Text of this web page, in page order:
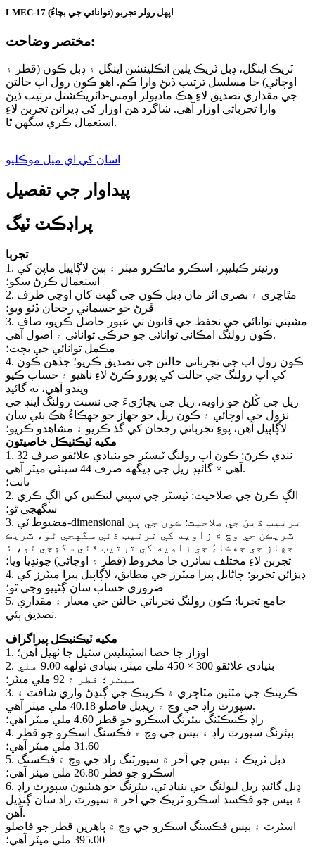
LMEC-17 اپهل رولر تجربو (توانائي جي بچاءُ)
مختصر وضاحت:
ٽريڪ اينگل، ڊبل ٽريڪ پلين انڪلينشن اينگل ۽ ڊبل ڪون (قطر ۽
اوچائي) جا مسلسل ترتيب ڏيڻ وارا ڪم. اهو ڪون رول اپ حالتن
جي مقداري تصديق لاءِ هڪ ماڊيولر اومني-ڊائريڪشنل ترتيب ڏيڻ
وارا تجرباتي اوزار آهي. شاگرد هن اوزار کي ڊيزائن تجربن لاءِ
استعمال ڪري سگهن ٿا.
اسان کي اي ميل موڪليو
پيداوار جي تفصيل
پراڊڪٽ ٽيگ
تجربا
1. ورنيئر ڪيليپر، اسڪرو مائڪرو ميٽر ۽ ٻين لاڳاپيل ماپن کي
استعمال ڪرڻ سکو؛
2. مٿاڇري ۽ بصري اثر مان ڊبل ڪون جي گهٽ کان اوچي طرف
ڦرڻ جو جسماني رجحان ڏٺو ويو؛
3. مشيني توانائي جي تحفظ جي قانون تي عبور حاصل ڪريو، صاف
ڪون رولنگ امڪاني توانائي جو حرڪي توانائي ۾ اصول آهي.
مڪمل توانائي جي بچت؛
4. ڪون رول اپ جي تجرباتي حالتن جي تصديق ڪريو؛ جڏهن ڪون
کي اپ رولنگ جي حالت کي پورو ڪرڻ لاءِ ٺاهيو ۽ حساب ڪيو
ويندو آهي، ته گائيڊ
ريل جي کُلڻ جو زاويه، ريل جي پڇاڙيءَ جي نسبت رولنگ اينڊ جي
نزول جي اوچائي ۽ ڪون ريل جو جهاز جو جھڪاءُ هڪ ٻئي سان
لاڳاپيل آهن، پوءِ تجرباتي رجحان کي گڏ ڪريو ۽ مشاهدو ڪريو؛
مکيه ٽيڪنيڪل خاصيتون
1. ننڍي ڪرڻ: ڪون اپ رولنگ ٽيسٽر جو بنيادي علائقو صرف 32
آهي × گائيڊ ريل جي ڊيگهه صرف 44 سينٽي ميٽر آهي.
بابت؛
2. الڳ ڪرڻ جي صلاحيت: ٽيسٽر جي سڀني لنڪس کي الڳ ڪري
سگهجي ٿو؛
3. مضبوط ٽي-dimensional ترتيب ڏيڻ جي صلاحيت: ڪون جي ٻن
ٽريڪن جي وچ ۾ زاويه کي ترتيب ڏئي سگهجي ٿو، ٽريڪ
جهاز جي جھڪاءُ جي زاويه کي ترتيب ڏئي سگهجي ٿو، ۽
تجربن لاءِ مختلف سائزن جا مخروط (قطر ۽ اوچائي) چونڊيا ويا؛
4. ڊيزائن تجربو: ڄاڻايل پيرا ميٽرز جي مطابق، لاڳاپيل پيرا ميٽرز کي
ضروري حساب سان ڳڻپيو وڃي ٿو؛
5. جامع تجربا: ڪون رولنگ تجرباتي حالتن جي معيار ۽ مقداري
تصديق ٻئي.
مکيه ٽيڪنيڪل پيراگراف
1. اوزار جا حصا اسٽينلیس سٹیل جا ٺهيل آهن؛
2. بنيادي علائقو 300 × 450 ملي ميٽر، بنيادي ٿولهه 9.00 ملي
ميٽر؛ قطر ۾ 92 ملي ميٽر؛
3. ڪرينڪ جي مٿئين مٿاڇري ۽ ڪرينڪ جي ڳنڍڻ واري شافٽ ۽
سپورٽ راڊ جي وچ ۾ ريڊيل فاصلو 40.18 ملي ميٽر آهي.
راڊ ڪنيڪٽنگ بيئرنگ اسڪرو جو قطر 4.60 ملي ميٽر آهي؛
4. بيئرنگ سپورٽ راڊ ۽ بيس جي وچ ۾ فڪسنگ اسڪرو جو قطر
31.60 ملي ميٽر آهي؛
5. ڊبل ٽريڪ ۽ بيس جي آخر ۾ سپورٽنگ راڊ جي وچ ۾ فڪسنگ
اسڪرو جو قطر 26.80 ملي ميٽر آهي؛
6. ڊبل گائيڊ ريل ليولنگ ​​جي بنياد تي، بيئرنگ جو هيٺيون سپورٽ راڊ
۽ بيس جو فڪسڊ اسڪرو ٽريڪ جي آخر ۾ سپورٽ راڊ سان ڳنڍيل
آهن.
اسٽرٽ ۽ بيس فڪسنگ اسڪرو جي وچ ۾ ٻاهرين قطر جو فاصلو
395.00 ملي ميٽر آهي؛